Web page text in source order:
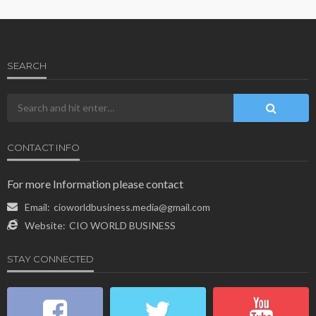
SEARCH
CONTACT INFO
For more Information please contact
Email: cioworldbusiness.media@gmail.com
Website: CIO WORLD BUSINESS
STAY CONNECTED